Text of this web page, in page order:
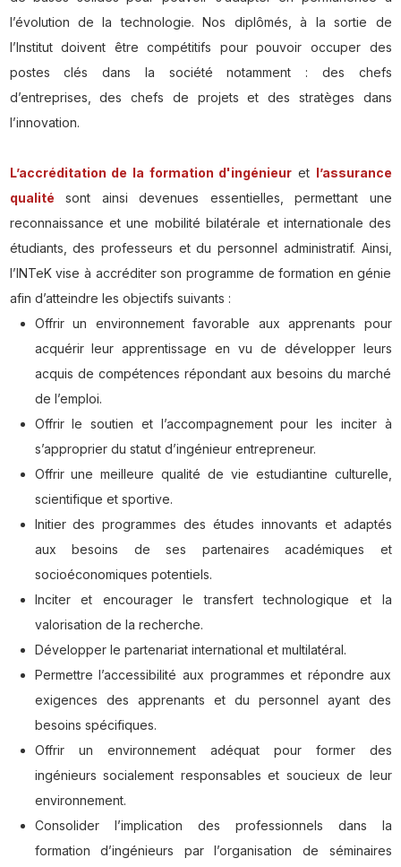
l’évolution de la technologie. Nos diplômés, à la sortie de
l’Institut doivent être compétitifs pour pouvoir occuper des
postes clés dans la société notamment : des chefs
d’entreprises, des chefs de projets et des stratèges dans
l’innovation.
L’accréditation de la formation d'ingénieur et l’assurance
qualité sont ainsi devenues essentielles, permettant une
reconnaissance et une mobilité bilatérale et internationale des
étudiants, des professeurs et du personnel administratif. Ainsi,
l’INTeK vise à accréditer son programme de formation en génie
afin d’atteindre les objectifs suivants :
Offrir un environnement favorable aux apprenants pour
acquérir leur apprentissage en vu de développer leurs
acquis de compétences répondant aux besoins du marché
de l’emploi.
Offrir le soutien et l’accompagnement pour les inciter à
s’approprier du statut d’ingénieur entrepreneur.
Offrir une meilleure qualité de vie estudiantine culturelle,
scientifique et sportive.
Initier des programmes des études innovants et adaptés
aux besoins de ses partenaires académiques et
socioéconomiques potentiels.
Inciter et encourager le transfert technologique et la
valorisation de la recherche.
Développer le partenariat international et multilatéral.
Permettre l’accessibilité aux programmes et répondre aux
exigences des apprenants et du personnel ayant des
besoins spécifiques.
Offrir un environnement adéquat pour former des
ingénieurs socialement responsables et soucieux de leur
environnement.
Consolider l’implication des professionnels dans la
formation d’ingénieurs par l’organisation de séminaires